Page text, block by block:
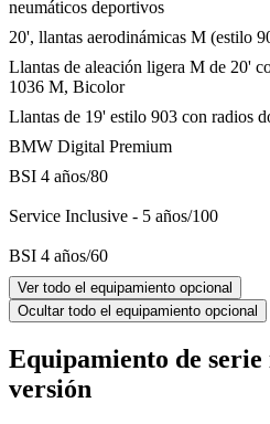
neumáticos deportivos
20', llantas aerodinámicas M (estilo
Llantas de aleación ligera M de 20'
1036 M, Bicolor
Llantas de 19' estilo 903 con radios
BMW Digital Premium
BSI 4 años/80
Service Inclusive - 5 años/100
BSI 4 años/60
Ver todo el equipamiento opcional
Ocultar todo el equipamiento opcional
Equipamiento de serie
versión